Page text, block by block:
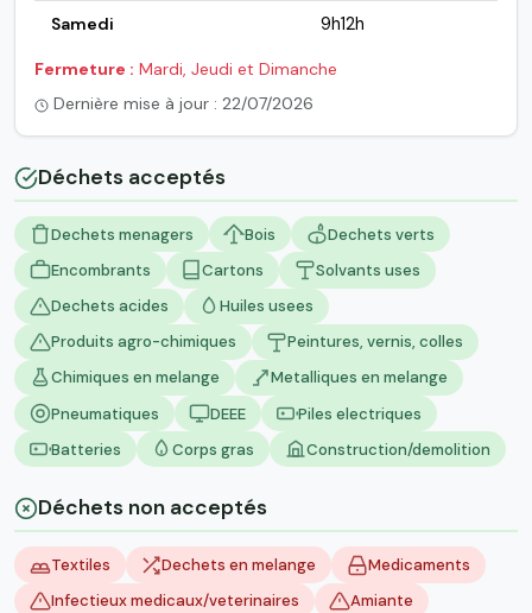
Samedi 9h12h
Fermeture : Mardi, Jeudi et Dimanche
Dernière mise à jour : 22/07/2026
Déchets acceptés
Dechets menagers Bois
Dechets verts
Encombrants
Cartons
Solvants uses
Dechets acides
Huiles usees
Produits agro-chimiques
Peintures, vernis, colles
Chimiques en melange
Metalliques en melange
Pneumatiques
DEEE
Piles electriques
Batteries
Corps gras Construction/demolition
Déchets non acceptés
Textiles Dechets en melange
Medicaments
Infectieux medicaux/veterinaires
Amiante